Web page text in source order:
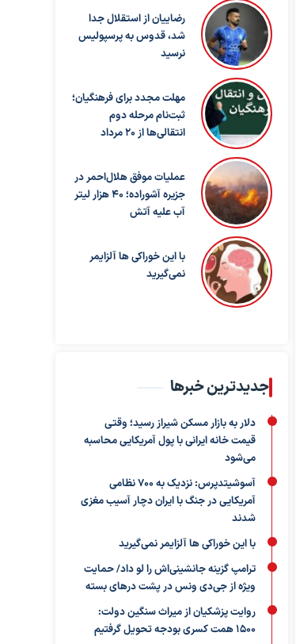
رضاییان از استقلال جدا
شد، قدوس به پرسپولیس
نرسید
مهلت مجدد برای فرهنگیان؛
ثبت‌نام مرحله دوم
انتقالی‌ها از ۲۰ مرداد
عملیات موفق هلال‌احمر در
جزیره آشوراده؛ ۴۰ هزار لیتر
آب علیه آتش
با این خوراکی ها آلزایمر
نمی‌گیرید
جدیدترین خبرها
دلار به بازار مسکن شیراز رسید؛ وقتی
قیمت خانه ایرانی با پول آمریکایی محاسبه
می‌شود
آسوشیتدپرس: نزدیک به ۷۰۰ نظامی
آمریکایی در جنگ با ایران دچار آسیب مغزی
شدند
با این خوراکی ها آلزایمر نمی‌گیرید
ترامپ گزینه جانشینی‌اش را لو داد/ حمایت
ویژه از جی‌دی ونس در پشت درهای بسته
روایت پزشکیان از میراث سنگین دولت:
۱۵۰۰ همت کسری بودجه تحویل گرفتیم